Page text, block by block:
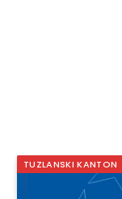
TUZLANSKI KANTON